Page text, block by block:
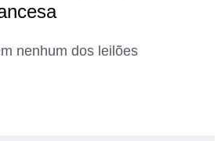
nenhum dos leilões